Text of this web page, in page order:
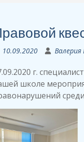
10.09.2020 Валерия
г.
школе